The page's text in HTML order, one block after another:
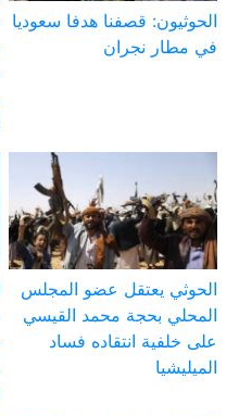
الحوثيون: قصفنا هدفا سعوديا
في مطار نجران
الحوثي يعتقل عضو المجلس
المحلي بحجة محمد القيسي
على خلفية انتقاده فساد
الميليشيا